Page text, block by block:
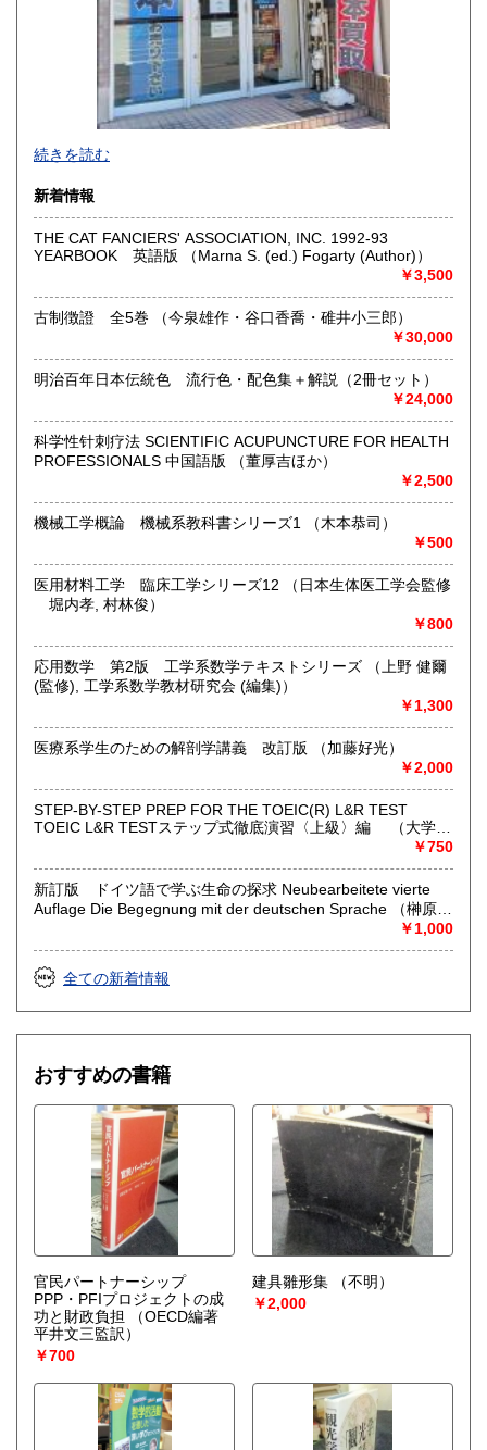
430円
稀少・珍しい古書をご提供できるよう努力しております。
店舗では、ミステリー・ＳＦ文庫を中心に販売しておりま
沿線名：地下鉄桜通線
定休日：不定休(買取出張により臨時休業)・年末年始
(12/30〜1/3)
漫画から専門書・技術書まであらゆるジャンルを買取りいた
します。
古書・古本だけでなく、ポスター・絵葉書・ちらし・古地図
などの紙ものやDVD・CD・レコードも買取りしております。
※刀剣・篆刻・書道・美術・デザイン・東洋医学・軍事・易
学(占い)・オカルト・思想・宗教学専門書高価買取りいたし
ます。
愛知県・岐阜県・三重県については、出張買取りさせていた
だきます(内容により、お断わりする場合がございます)。
宅配買取をご希望の場合は事前にお電話または、メールにて
哲学宗教、歴史、美術工芸、国語国文、古典籍、趣味、サブ
コミック 写真集 DVD CD
続きを読む
新着情報
THE CAT FANCIERS' ASSOCIATION, INC. 1992-93
YEARBOOK 英語版 （Marna S. (ed.) Fogarty (Author)）
￥3,500
古制徴證 全5巻 （今泉雄作・谷口香喬・碓井小三郎）
￥30,000
明治百年日本伝統色 流行色・配色集＋解説（2冊セット）
￥24,000
科学性针刺疗法 SCIENTIFIC ACUPUNCTURE FOR HEALTH
PROFESSIONALS 中国語版 （董厚吉ほか）
￥2,500
機械工学概論 機械系教科書シリーズ1 （木本恭司）
￥500
医用材料工学 臨床工学シリーズ12 （日本生体医工学会監修
堀内孝, 村林俊）
￥800
応用数学 第2版 工学系数学テキストシリーズ （上野 健爾
(監修), 工学系数学教材研究会 (編集)）
￥1,300
医療系学生のための解剖学講義 改訂版 （加藤好光）
￥2,000
STEP-BY-STEP PREP FOR THE TOEIC(R) L&R TEST
TOEIC L&R TESTステップ式徹底演習〈上級〉編 （大学英
￥750
新訂版 ドイツ語で学ぶ生命の探求 Neubearbeitete vierte
Auflage Die Begegnung mit der deutschen Sprache （榊原正
￥1,000
全ての新着情報
おすすめの書籍
官民パートナーシップ
PPP・PFIプロジェクトの成
功と財政負担
（OECD編著
平井文三監訳）
￥700
建具雛形集
（不明）
￥2,000